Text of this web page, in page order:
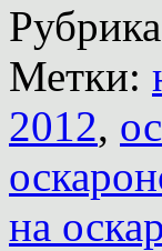
Метки:
2012,
на оскар